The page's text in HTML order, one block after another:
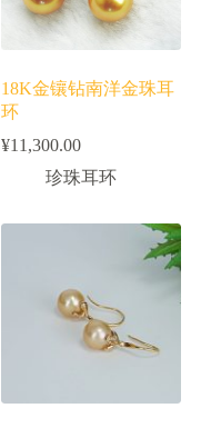
18K金镶钻南洋金珠耳
环
¥11,300.00
珍珠耳环